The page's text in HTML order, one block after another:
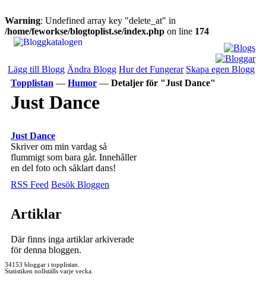
Warning: Undefined array key "delete_at" in
/home/feworkse/blogtoplist.se/index.php on line 174
Lägg till Blogg Ändra Blogg Hur det Fungerar Skapa egen Blogg
Topplistan — Humor — Detaljer för "Just Dance"
Just Dance
Just Dance
Skriver om min vardag så
flummigt som bara går. Innehåller
en del foto och såklart dans!
RSS Feed Besök Bloggen
Artiklar
Där finns inga artiklar arkiverade
för denna bloggen.
34153 bloggar i topplistan.
Statistiken nollställs varje vecka.